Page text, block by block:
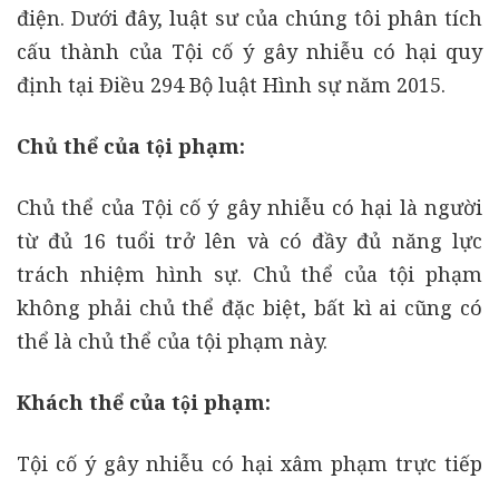
điện. Dưới đây, luật sư của chúng tôi phân tích
cấu thành của Tội cố ý gây nhiễu có hại quy
định tại Điều 294 Bộ luật Hình sự năm 2015.
Chủ thể của tội phạm:
Chủ thể của Tội cố ý gây nhiễu có hại là người
từ đủ 16 tuổi trở lên và có đầy đủ năng lực
trách nhiệm hình sự. Chủ thể của tội phạm
không phải chủ thể đặc biệt, bất kì ai cũng có
thể là chủ thể của tội phạm này.
Khách thể của tội phạm:
Tội cố ý gây nhiễu có hại xâm phạm trực tiếp